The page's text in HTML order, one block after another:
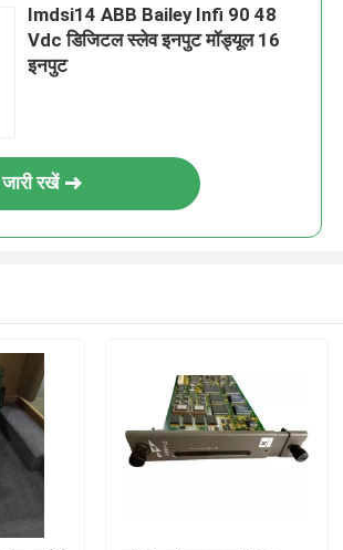
Imdsi14 ABB Bailey Infi 90 48
Vdc डिजिटल स्लेव इनपुट मॉड्यूल 16
इनपुट
जारी रखें